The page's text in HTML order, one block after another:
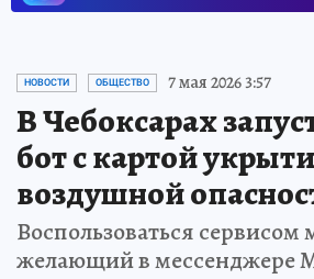
НОВОСТИ ОБЩЕСТВО 7 мая 2026 3:57
В Чебоксарах
бот с картой
воздушной
Воспользоваться
желающий в мессенджере